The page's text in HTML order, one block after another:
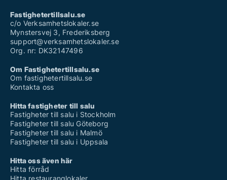
Fastighetertillsalu.se
c/o Verksamhetslokaler.se
Mynstersvej 3, Frederiksberg
support@verksamhetslokaler.se
Org. nr: DK32147496
Om Fastighetertillsalu.se
Om fastighetertillsalu.se
Kontakta oss
Hitta fastigheter till salu
Fastigheter till salu i Stockholm
Fastigheter till salu Göteborg
Fastigheter till salu i Malmö
Fastigheter till salu i Uppsala
Hitta oss även här
Hitta förråd